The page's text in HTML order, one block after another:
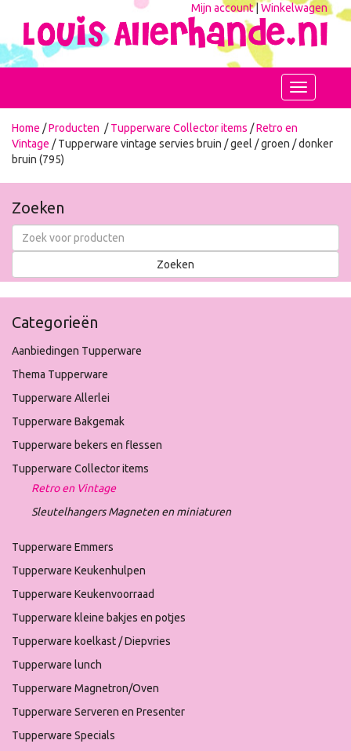
Mijn account|Winkelwagen
Toggle
navigation
Home /Producten /Tupperware Collector items /Retro en
Vintage / Tupperware vintage servies bruin / geel / groen / donker
bruin (795)
Zoeken
Categorieën
Aanbiedingen Tupperware
Thema Tupperware
Tupperware Allerlei
Tupperware Bakgemak
Tupperware bekers en flessen
Tupperware Collector items
Retro en Vintage
Sleutelhangers Magneten en miniaturen
Tupperware Emmers
Tupperware Keukenhulpen
Tupperware Keukenvoorraad
Tupperware kleine bakjes en potjes
Tupperware koelkast / Diepvries
Tupperware lunch
Tupperware Magnetron/Oven
Tupperware Serveren en Presenter
Tupperware Specials